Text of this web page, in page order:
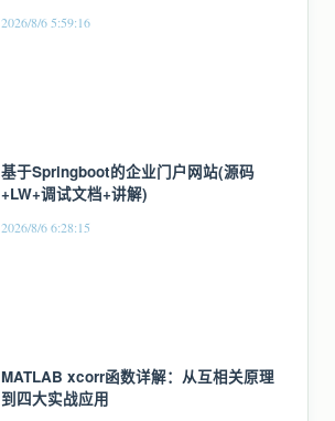
2026/8/6 5:59:16
基于Springboot的企业门户网站(源码
+LW+调试文档+讲解)
2026/8/6 6:28:15
MATLAB xcorr函数详解：从互相关原理
到四大实战应用